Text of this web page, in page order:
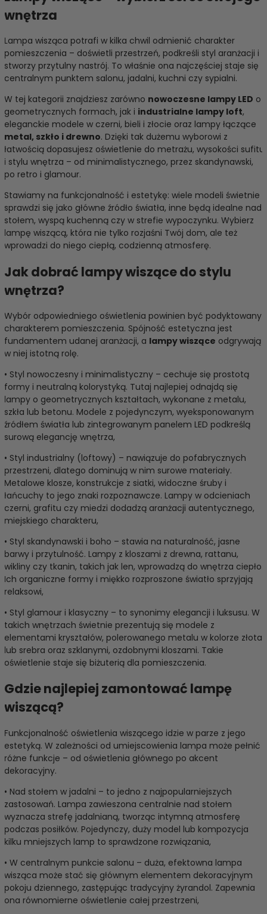
wnętrza
Lampa wisząca potrafi w kilka chwil odmienić charakter
pomieszczenia – doświetli przestrzeń, podkreśli styl aranżacji i
stworzy przytulny nastrój. To właśnie ona najczęściej staje się
centralnym punktem salonu, jadalni, kuchni czy sypialni.
W tej kategorii znajdziesz zarówno nowoczesne lampy LED o
geometrycznych formach, jak i industrialne lampy loft,
eleganckie modele w czerni, bieli i złocie oraz lampy łączące
metal, szkło i drewno. Dzięki tak dużemu wyborowi z
łatwością dopasujesz oświetlenie do metrażu, wysokości sufitu
i stylu wnętrza – od minimalistycznego, przez skandynawski,
po retro i glamour.
Stawiamy na funkcjonalność i estetykę: wiele modeli świetnie
sprawdzi się jako główne źródło światła, inne będą idealne nad
stołem, wyspą kuchenną czy w strefie wypoczynku. Wybierz
lampę wiszącą, która nie tylko rozjaśni Twój dom, ale też
wprowadzi do niego ciepłą, codzienną atmosferę.
Jak dobrać lampy wiszące do stylu
wnętrza?
Wybór odpowiedniego oświetlenia powinien być podyktowany
charakterem pomieszczenia. Spójność estetyczna jest
fundamentem udanej aranżacji, a lampy wiszące odgrywają
w niej istotną rolę.
• Styl nowoczesny i minimalistyczny – cechuje się prostotą
formy i neutralną kolorystyką. Tutaj najlepiej odnajdą się
lampy o geometrycznych kształtach, wykonane z metalu,
szkła lub betonu. Modele z pojedynczym, wyeksponowanym
źródłem światła lub zintegrowanym panelem LED podkreślą
surową elegancję wnętrza,
• Styl industrialny (loftowy) – nawiązuje do pofabrycznych
przestrzeni, dlatego dominują w nim surowe materiały.
Metalowe klosze, konstrukcje z siatki, widoczne śruby i
łańcuchy to jego znaki rozpoznawcze. Lampy w odcieniach
czerni, grafitu czy miedzi dodadzą aranżacji autentycznego,
miejskiego charakteru,
• Styl skandynawski i boho – stawia na naturalność, jasne
barwy i przytulność. Lampy z kloszami z drewna, rattanu,
wikliny czy tkanin, takich jak len, wprowadzą do wnętrza ciepło.
Ich organiczne formy i miękko rozproszone światło sprzyjają
relaksowi,
• Styl glamour i klasyczny – to synonimy elegancji i luksusu. W
takich wnętrzach świetnie prezentują się modele z
elementami kryształów, polerowanego metalu w kolorze złota
lub srebra oraz szklanymi, ozdobnymi kloszami. Takie
oświetlenie staje się biżuterią dla pomieszczenia.
Gdzie najlepiej zamontować lampę
wiszącą?
Funkcjonalność oświetlenia wiszącego idzie w parze z jego
estetyką. W zależności od umiejscowienia lampa może pełnić
różne funkcje – od oświetlenia głównego po akcent
dekoracyjny.
• Nad stołem w jadalni – to jedno z najpopularniejszych
zastosowań. Lampa zawieszona centralnie nad stołem
wyznacza strefę jadalnianą, tworząc intymną atmosferę
podczas posiłków. Pojedynczy, duży model lub kompozycja
kilku mniejszych lamp to sprawdzone rozwiązania,
• W centralnym punkcie salonu – duża, efektowna lampa
wisząca może stać się głównym elementem dekoracyjnym
pokoju dziennego, zastępując tradycyjny żyrandol. Zapewnia
ona równomierne oświetlenie całej przestrzeni,